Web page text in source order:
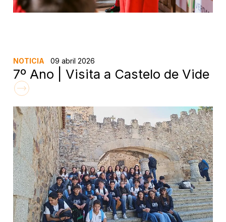
NOTICIA 09 abril 2026
7º Ano | Visita a Castelo de Vide